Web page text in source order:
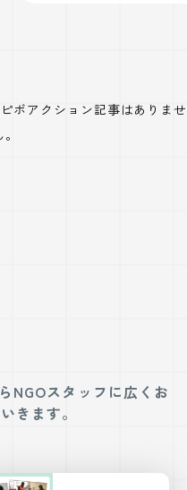
ボアクション記事はありませ
NGOスタッフに広くお
きます。